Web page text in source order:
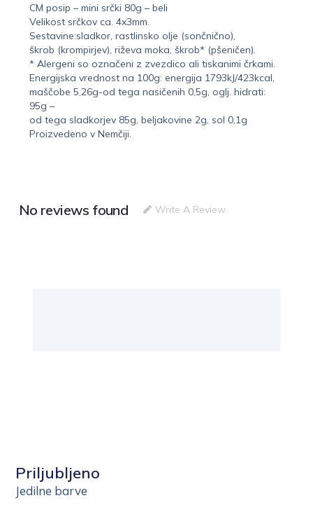
CM posip – mini srčki 80g – beli
Velikost srčkov ca. 4x3mm.
Sestavine:sladkor, rastlinsko olje (sončnično),
škrob (krompirjev), riževa moka, škrob* (pšeničen).
* Alergeni so označeni z zvezdico ali tiskanimi črkami.
Energijska vrednost na 100g: energija 1793kJ/423kcal,
maščobe 5,26g-od tega nasičenih 0,5g, oglj. hidrati:
95g –
od tega sladkorjev 85g, beljakovine 2g, sol 0,1g
Proizvedeno v Nemčiji.
No reviews found Write A Review
Priljubljeno
Jedilne barve